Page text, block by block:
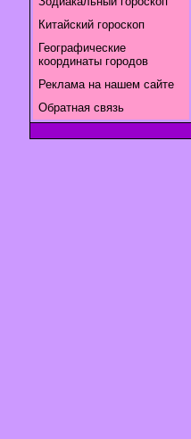
Китайский гороскоп
Географические
координаты городов
Реклама на нашем сайте
Обратная связь